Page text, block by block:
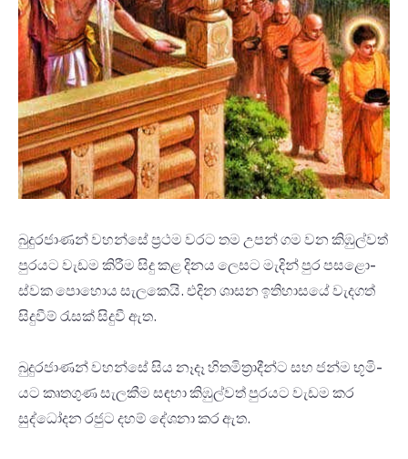
බුදු­ර­ජා­ණන් වහන්සේ ප්‍රථම වරට තම උපන් ගම වන කිඹු­ල්වත්
පුර­යට වැඩම කිරීම සිදු කළ දිනය ලෙසට මැදින් පුර පස­ළො­
ස්වක පොහොය සැල­කෙයි. එදින ශාසන ඉති­හා­සයේ වැද­ගත්
සිදු­වීම් රැසක් සිදුවී ඇත.
බුදු­ර­ජා­ණන් වහන්සේ සිය නෑදෑ හිත­මි­ත්‍රා­දීන්ට සහ ජන්ම භූමි­
යට කෘත­ගුණ සැල­කීම සඳහා කිඹු­ල්වත් පුර­යට වැඩම කර
සුද්ධෝ­දන රජුට දහම් දේශනා කර ඇත.